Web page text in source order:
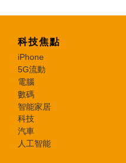
科技焦點
iPhone
5G流動
電腦
數碼
智能家居
科技
汽車
人工智能